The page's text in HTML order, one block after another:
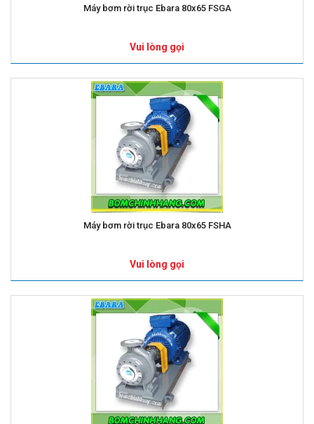
Máy bơm rời trục Ebara 80x65 FSGA
Vui lòng gọi
Máy bơm rời trục Ebara 80x65 FSHA
Vui lòng gọi